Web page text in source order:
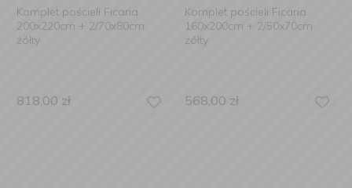
Komplet pościeli Ficaria
200x220cm + 2/70x80cm
żółty
818,00 zł
Komplet pościeli Ficaria
160x200cm + 2/50x70cm
żółty
568,00 zł